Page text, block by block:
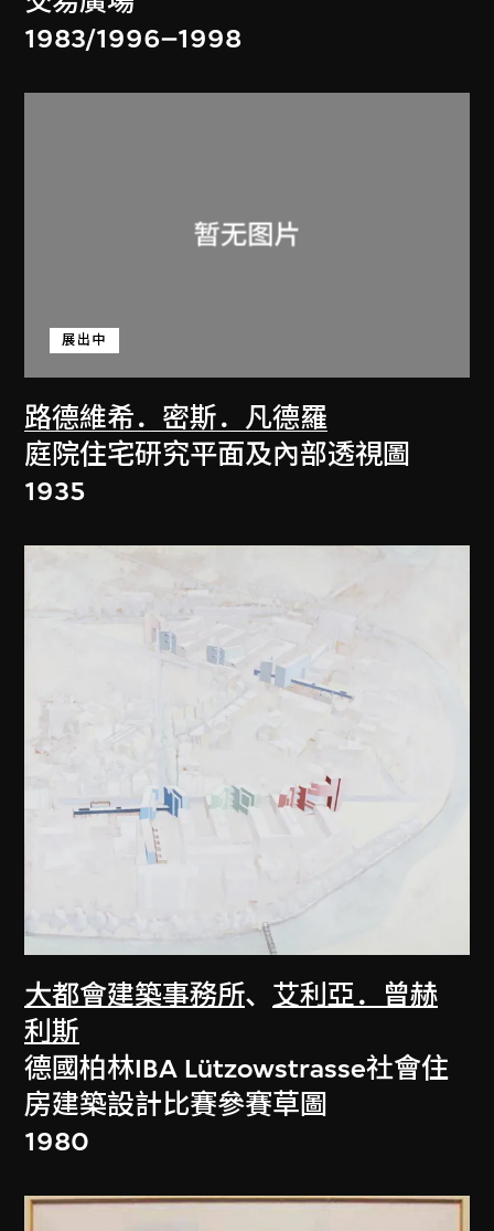
1983/1996–1998
路德維希．密斯．凡德羅
展出中
庭院住宅研究平面及內部透視圖
1935
大都會建築事務所、 艾利亞．曾赫
利斯
德國柏林IBA Lützowstrasse社會住
房建築設計比賽參賽草圖
1980